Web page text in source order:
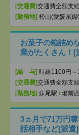
[交通費]交通費全額支給
[勤務地] 松山(愛媛県)駅
お菓子の箱詰め
業がたくさん！[
[給 与] 時給1100円
[交通費]交通費全額支給
[勤務地] 妹尾駅 / 備前
3ヵ月で71万円
話相手など[派遣]